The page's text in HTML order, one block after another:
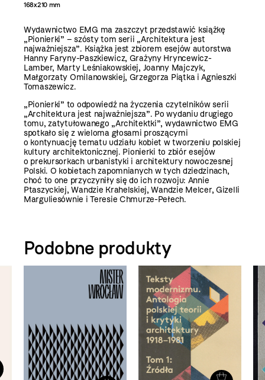
168x210 mm
Wydawnictwo EMG ma zaszczyt przedstawić książkę
„Pionierki” – szósty tom serii „Architektura jest
najważniejsza”. Książka jest zbiorem esejów autorstwa
Hanny Faryny-Paszkiewicz, Grażyny Hryncewicz-
Lamber, Marty Leśniakowskiej, Joanny Majczyk,
Małgorzaty Omilanowskiej, Grzegorza Piątka i Agnieszki
Tomaszewicz.
„Pionierki” to odpowiedź na życzenia czytelników serii
„Architektura jest najważniejsza”. Po wydaniu drugiego
tomu, zatytułowanego „Architektki”, wydawnictwo EMG
spotkało się z wieloma głosami proszącymi
o kontynuację tematu udziału kobiet w tworzeniu polskiej
kultury architektonicznej. Pionierki to zbiór esejów
o prekursorkach urbanistyki i architektury nowoczesnej
Polski. O kobietach zapomnianych w tych dziedzinach,
choć to one przyczyniły się do ich rozwoju: Annie
Ptaszyckiej, Wandzie Krahelskiej, Wandzie Melcer, Gizelli
Marguliesównie i Teresie Chmurze-Pełech.
Podobne produkty